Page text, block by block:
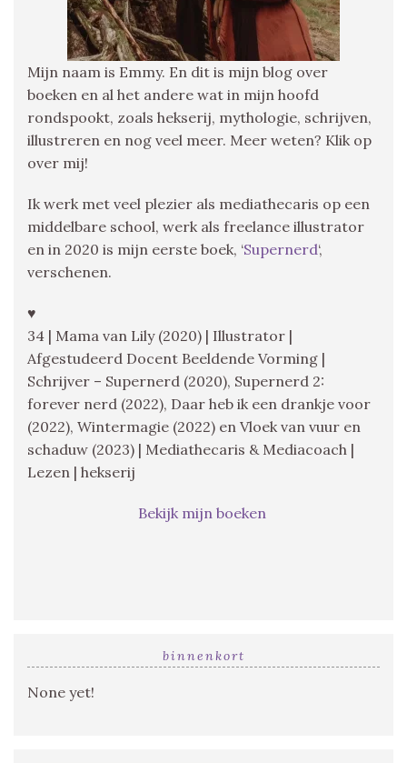
Mijn naam is Emmy. En dit is mijn blog over
boeken en al het andere wat in mijn hoofd
rondspookt, zoals hekserij, mythologie, schrijven,
illustreren en nog veel meer. Meer weten? Klik op
over mij!
Ik werk met veel plezier als mediathecaris op een
middelbare school, werk als freelance illustrator
en in 2020 is mijn eerste boek, ‘Supernerd‘,
verschenen.
♥
34 | Mama van Lily (2020) | Illustrator |
Afgestudeerd Docent Beeldende Vorming |
Schrijver – Supernerd (2020), Supernerd 2:
forever nerd (2022), Daar heb ik een drankje voor
(2022), Wintermagie (2022) en Vloek van vuur en
schaduw (2023) | Mediathecaris & Mediacoach |
Lezen | hekserij
Bekijk mijn boeken
binnenkort
None yet!